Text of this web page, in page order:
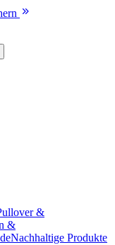
&
&
Nachhaltige Produkte